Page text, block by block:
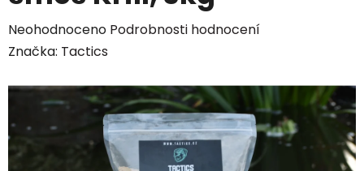
Průměrné
hodnocení
je
z
5
Neohodnoceno Podrobnosti hodnocení
Značka: Tactics